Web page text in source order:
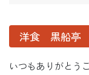
洋食 黒船亭
いつもありがとう